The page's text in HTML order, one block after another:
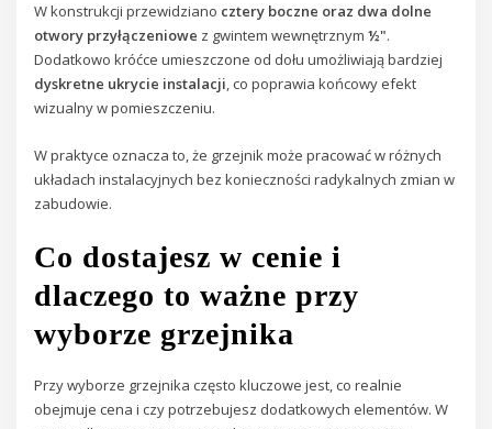
W konstrukcji przewidziano cztery boczne oraz dwa dolne
otwory przyłączeniowe z gwintem wewnętrznym½".
Dodatkowo króćce umieszczone od dołu umożliwiają bardziej
dyskretne ukrycie instalacji, co poprawia końcowy efekt
wizualny w pomieszczeniu.
W praktyce oznacza to, że grzejnik może pracować w różnych
układach instalacyjnych bez konieczności radykalnych zmian w
zabudowie.
Co dostajesz w cenie i
dlaczego to ważne przy
wyborze grzejnika
Przy wyborze grzejnika często kluczowe jest, co realnie
obejmuje cena i czy potrzebujesz dodatkowych elementów. W